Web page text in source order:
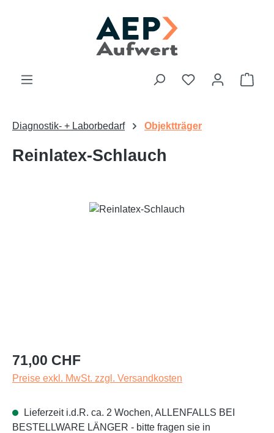
Du hast 0
Diagnostik- + Laborbedarf Objektträger
Reinlatex-Schlauch
Bildergalerie überspringen
Regulärer Preis:
71,00 CHF
Preise exkl. MwSt. zzgl. Versandkosten
Lieferzeit i.d.R. ca. 2 Wochen, ALLENFALLS BEI
BESTELLWARE LÄNGER - bitte fragen sie in